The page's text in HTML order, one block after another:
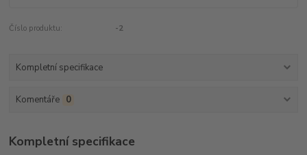
Číslo produktu: -2
Kompletní specifikace
Komentáře 0
Kompletní specifikace